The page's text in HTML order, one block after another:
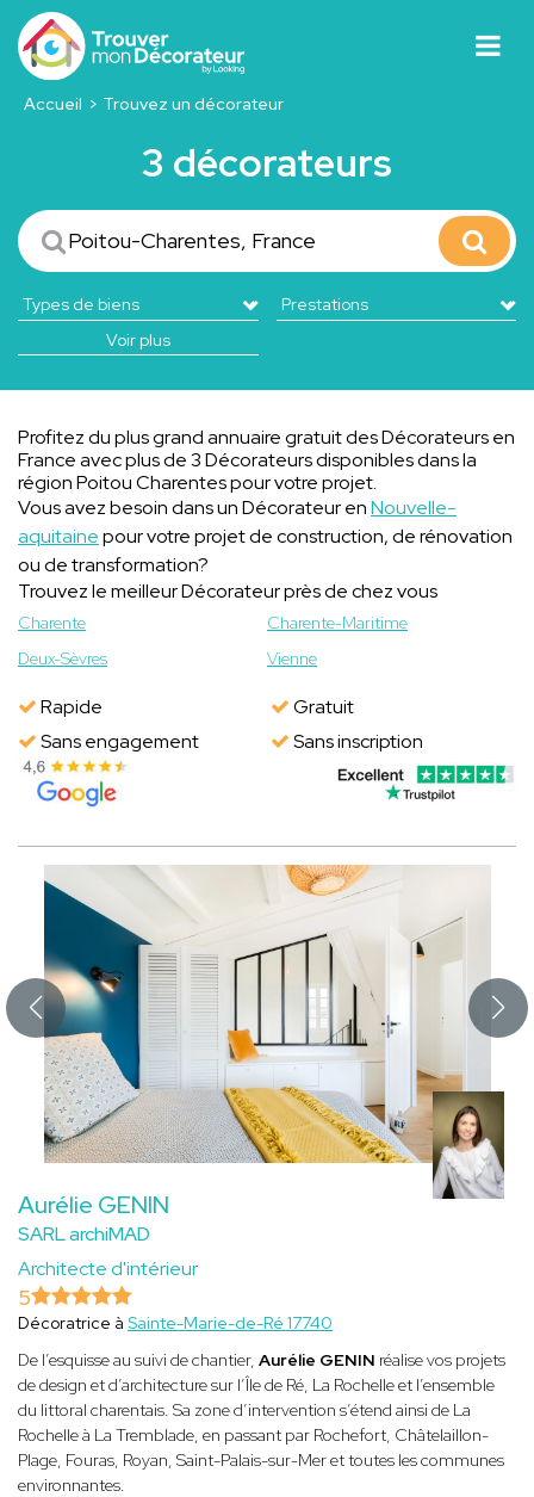
Accueil Trouvez un décorateur
3 décorateurs
Voir plus
Profitez du plus grand annuaire gratuit des Décorateurs en
France avec plus de 3 Décorateurs disponibles dans la
région Poitou Charentes pour votre projet.
Vous avez besoin dans un Décorateur enNouvelle-
aquitainepour votre projet de construction, de rénovation
ou de transformation?
Trouvez le meilleur Décorateur près de chez vous
Charente
Charente-Maritime
Deux-Sèvres
Vienne
Rapide
Gratuit
Sans engagement
Sans inscription
Aurélie GENIN
SARL archiMAD
Architecte d'intérieur
5
Décoratrice à Sainte-Marie-de-Ré 17740
De l’esquisse au suivi de chantier, Aurélie GENIN réalise vos projets
de design et d’architecture sur l’Île de Ré, La Rochelle et l’ensemble
du littoral charentais. Sa zone d’intervention s’étend ainsi de La
Rochelle à La Tremblade, en passant par Rochefort, Châtelaillon-
Plage, Fouras, Royan, Saint-Palais-sur-Mer et toutes les communes
environnantes.